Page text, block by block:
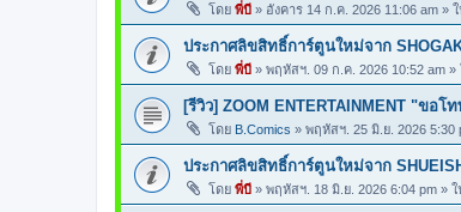
โดย พี่บี » อังคาร 14 ก.ค. 2026 11:06 am »
ประกาศลิขสิทธิ์การ์ตูนใหม่จาก
โดย พี่บี » พฤหัสฯ. 09 ก.ค. 2026 10:52 am »
[รีวิว] ZOOM ENTERTAINMENT "ขอ
โดย B.Comics » พฤหัสฯ. 25 มิ.ย. 2026 5:30
ประกาศลิขสิทธิ์การ์ตูนใหม่จาก
โดย พี่บี » พฤหัสฯ. 18 มิ.ย. 2026 6:04 pm »